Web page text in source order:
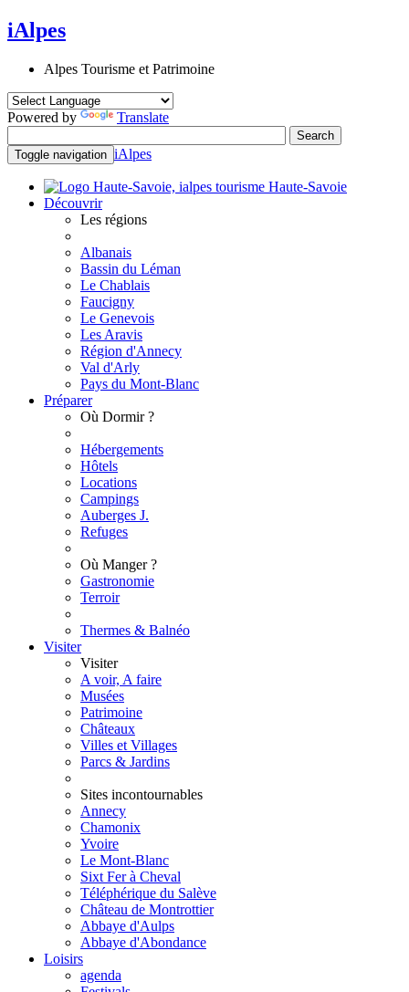
iAlpes
Alpes Tourisme et Patrimoine
Powered by Translate
Toggle navigation iAlpes
Haute-Savoie
Découvrir
Les régions
Albanais
Bassin du Léman
Le Chablais
Faucigny
Le Genevois
Les Aravis
Région d'Annecy
Val d'Arly
Pays du Mont-Blanc
Préparer
Où Dormir ?
Hébergements
Hôtels
Locations
Campings
Auberges J.
Refuges
Où Manger ?
Gastronomie
Terroir
Thermes & Balnéo
Visiter
Visiter
A voir, A faire
Musées
Patrimoine
Châteaux
Villes et Villages
Parcs & Jardins
Sites incontournables
Annecy
Chamonix
Yvoire
Le Mont-Blanc
Sixt Fer à Cheval
Téléphérique du Salève
Château de Montrottier
Abbaye d'Aulps
Abbaye d'Abondance
Loisirs
agenda